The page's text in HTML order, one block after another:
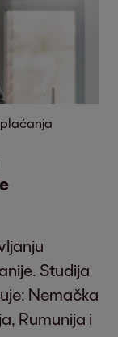
plaćanja
Studija
Nemačka
Rumunija i